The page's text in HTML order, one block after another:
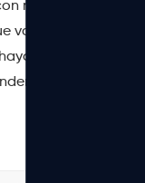
respecto a la
vale la pena
mantenido en
un palé